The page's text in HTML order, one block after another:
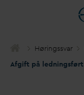
Høringssvar
Afgift på ledningsført